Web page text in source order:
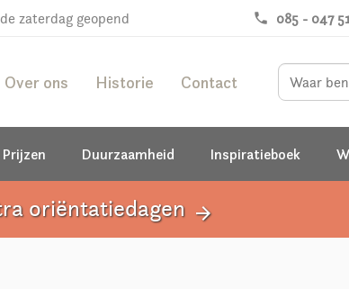
zaterdag geopend phone 085 - 047
Over ons Historie Contact
Prijzen Duurzaamheid Inspiratieboek
oriëntatiedagen arrow_forward